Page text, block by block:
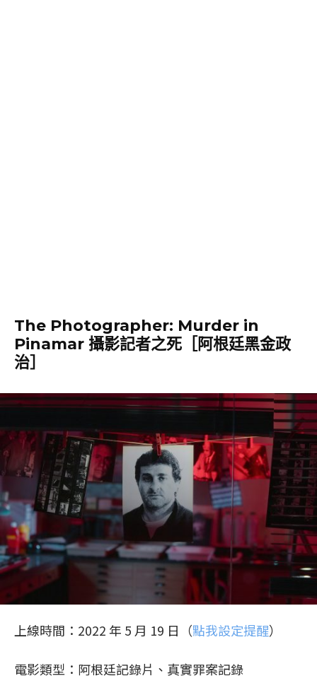
The Photographer: Murder in
Pinamar 攝影記者之死［阿根廷黑金政
治］
上線時間：2022 年 5 月 19 日（點我設定提醒）
電影類型：阿根廷記錄片、真實罪案記錄